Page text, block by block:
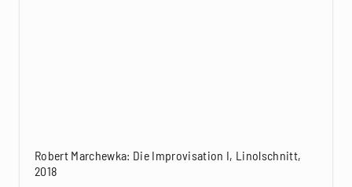
Robert Marchewka: Die Improvisation I, Linolschnitt,
2018